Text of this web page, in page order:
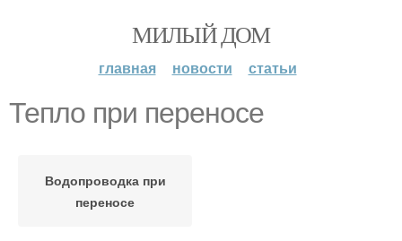
МИЛЫЙ ДОМ
главная новости статьи
Тепло при переносе
Водопроводка при
переносе